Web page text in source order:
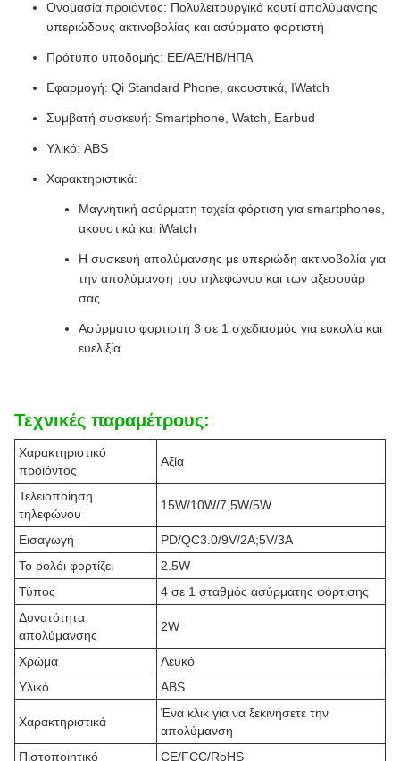
Ονομασία προϊόντος: Πολυλειτουργικό κουτί απολύμανσης
υπεριώδους ακτινοβολίας και ασύρματο φορτιστή
Πρότυπο υποδομής: ΕΕ/ΑΕ/ΗΒ/ΗΠΑ
Εφαρμογή: Qi Standard Phone, ακουστικά, IWatch
Συμβατή συσκευή: Smartphone, Watch, Earbud
Υλικό: ABS
Χαρακτηριστικά:
Μαγνητική ασύρματη ταχεία φόρτιση για smartphones,
ακουστικά και iWatch
Η συσκευή απολύμανσης με υπεριώδη ακτινοβολία για
την απολύμανση του τηλεφώνου και των αξεσουάρ
σας
Ασύρματο φορτιστή 3 σε 1 σχεδιασμός για ευκολία και
ευελιξία
Τεχνικές παραμέτρους:
Χαρακτηριστικό
προϊόντος
Αξία
Τελειοποίηση
τηλεφώνου
15W/10W/7,5W/5W
Εισαγωγή
PD/QC3.0/9V/2A;5V/3A
Το ρολόι φορτίζει
2.5W
Τύπος
4 σε 1 σταθμός ασύρματης φόρτισης
Δυνατότητα
απολύμανσης
2W
Χρώμα
Λευκό
Υλικό
ABS
Χαρακτηριστικά
Ένα κλικ για να ξεκινήσετε την
απολύμανση
Πιστοποιητικό
CE/FCC/RoHS